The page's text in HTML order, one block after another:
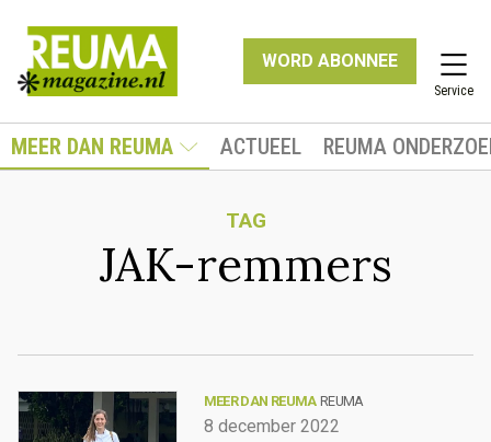
WORD ABONNEE
Service
MEER DAN REUMA ACTUEEL REUMA
TAG
JAK-remmers
MEER DAN REUMA REUMA
8 december 2022